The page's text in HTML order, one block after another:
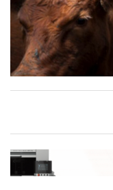
DIRECTORIO
CALENDARIO
MEDIA KIT